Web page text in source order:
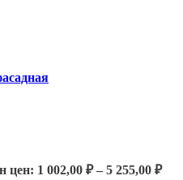
цен: 1 002,00 ₽ – 5 255,00 ₽